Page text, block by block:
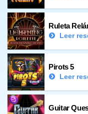
Ruleta
Leer
Pirots 5
Leer
Guitar